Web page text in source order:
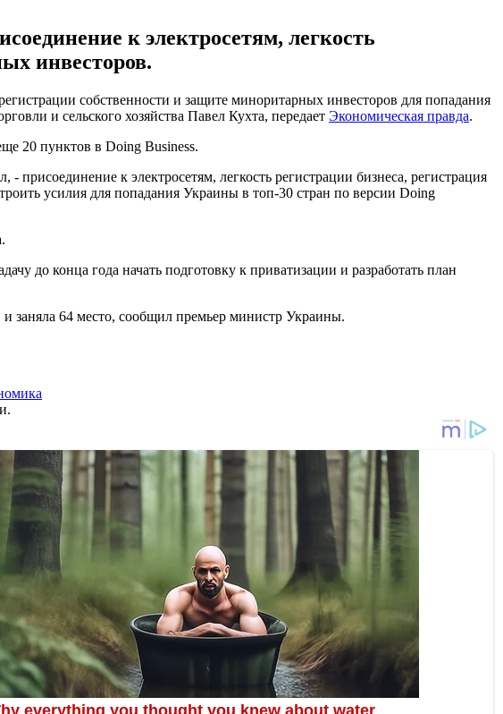
к электросетям, легкость
инвесторов.
собственности и защите миноритарных инвесторов для попадания
и сельского хозяйства Павел Кухта, передает Экономическая правда.
20 пунктов в Doing Business.
к электросетям, легкость регистрации бизнеса, регистрация
усилия для попадания Украины в топ-30 стран по версии Doing
до конца года начать подготовку к приватизации и разработать план
и заняла 64 место, сообщил премьер министр Украины.